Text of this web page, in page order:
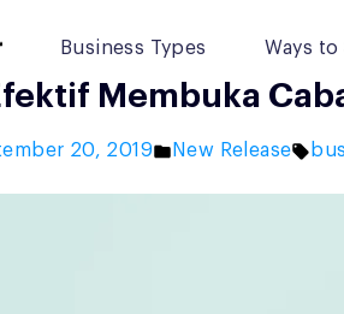
Business Types Ways to
Membuka
20, 2019
Posted
New Release